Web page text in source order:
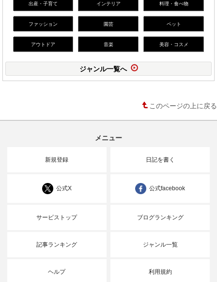
出産・子育て インテリア 料理・食べ物
ファッション 園芸 ペット
アウトドア 音楽 美容・コスメ
ジャンル一覧へ
このページの上に戻る
メニュー
新規登録 日記を書く
公式X 公式facebook
サービストップ ブログランキング
記事ランキング ジャンル一覧
ヘルプ 利用規約